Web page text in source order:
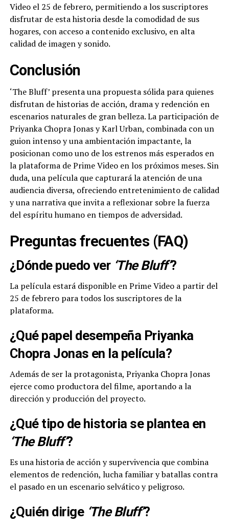
Video el 25 de febrero, permitiendo a los suscriptores
disfrutar de esta historia desde la comodidad de sus
hogares, con acceso a contenido exclusivo, en alta
calidad de imagen y sonido.
Conclusión
‘The Bluff’ presenta una propuesta sólida para quienes
disfrutan de historias de acción, drama y redención en
escenarios naturales de gran belleza. La participación de
Priyanka Chopra Jonas y Karl Urban, combinada con un
guion intenso y una ambientación impactante, la
posicionan como uno de los estrenos más esperados en
la plataforma de Prime Video en los próximos meses. Sin
duda, una película que capturará la atención de una
audiencia diversa, ofreciendo entretenimiento de calidad
y una narrativa que invita a reflexionar sobre la fuerza
del espíritu humano en tiempos de adversidad.
Preguntas frecuentes (FAQ)
¿Dónde puedo ver ‘The Bluff’?
La película estará disponible en Prime Video a partir del
25 de febrero para todos los suscriptores de la
plataforma.
¿Qué papel desempeña Priyanka
Chopra Jonas en la película?
Además de ser la protagonista, Priyanka Chopra Jonas
ejerce como productora del filme, aportando a la
dirección y producción del proyecto.
¿Qué tipo de historia se plantea en
‘The Bluff’?
Es una historia de acción y supervivencia que combina
elementos de redención, lucha familiar y batallas contra
el pasado en un escenario selvático y peligroso.
¿Quién dirige ‘The Bluff’?